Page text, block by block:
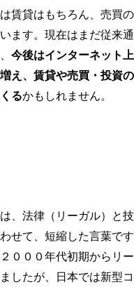
賃貸はもちろん、売買
ます。現在はまだ従来
今後はインターネット
え、賃貸や売買・投資
るかもしれません。
、法律（リーガル）と
せて、短縮した言葉で
０００年代初期からリ
したが、日本では新型